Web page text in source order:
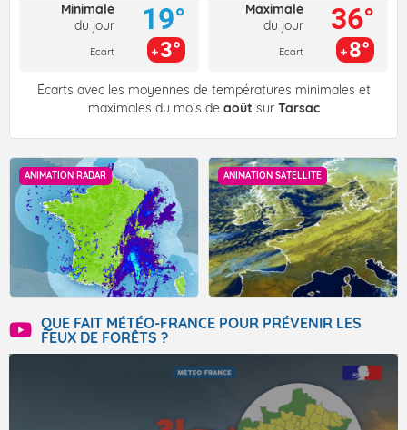
Minimale
du jour
Ecart
19°
3°
Maximale
du jour
Ecart
36°
8°
Écarts avec les moyennes de températures minimales et
maximales du mois de août sur Tarsac
ANIMATION RADAR ANIMATION SATELLITE
QUE FAIT MÉTÉO-FRANCE POUR PRÉVENIR LES
FEUX DE FORÊTS ?